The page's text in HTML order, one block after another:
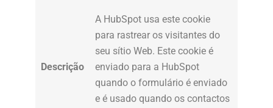
Descrição
A HubSpot usa este cookie
para rastrear os visitantes do
seu sítio Web. Este cookie é
enviado para a HubSpot
quando o formulário é enviado
e é usado quando os contactos